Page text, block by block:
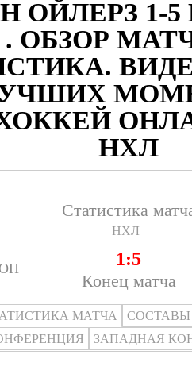
ОЙЛЕРЗ 1-5
ОБЗОР
НХЛ
Статистика
НХЛ |
1:5
Конец матча
МАТЧА
СОСТАВЫ
ЗАПАДНАЯ